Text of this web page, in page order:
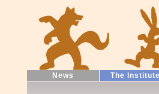
News The Institute